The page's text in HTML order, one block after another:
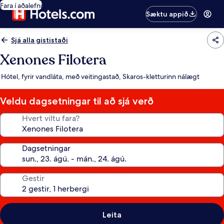
Fara í aðalefni
Sæktu appið
Sjá alla gististaði
Xenones Filotera
Hótel, fyrir vandláta, með veitingastað, Skaros-kletturinn nálægt
Veldu dagsetningar til að sjá verð
Hvert viltu fara?
Dagsetningar
Gestir
Leita